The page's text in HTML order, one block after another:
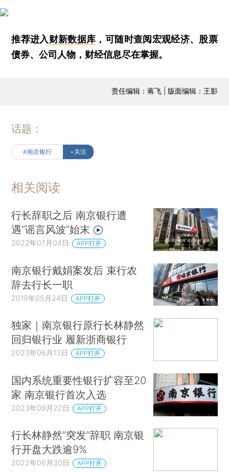
推荐进入财新数据库 ，可随时查阅宏观经济、股票
债券、公司人物，财经信息尽在掌握。
责任编辑：蒋飞 | 版面编辑：王影
话题：
#南京银行 +关注
相关阅读
行长辞职之后 南京银行遭
遇“谣言风波”始末
2022年07月04日 APP打开
南京银行戴娟案发后 束行农
辞去行长一职
2019年05月24日 APP打开
独家｜南京银行原行长林静然
回归银行业 履新浙商银行
2023年06月13日 APP打开
国内系统重要性银行扩容至20
家 南京银行首次入选
2023年09月22日 APP打开
行长林静然“突发”辞职 南京银
行开盘大跌逾9%
2022年06月30日 APP打开